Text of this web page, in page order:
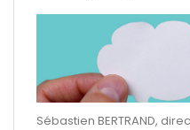
Sébastien BERTRAND,